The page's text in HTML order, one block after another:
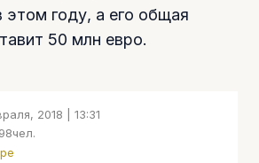
этом году, а его общая
50 млн евро.
2018 | 13:31
чел.